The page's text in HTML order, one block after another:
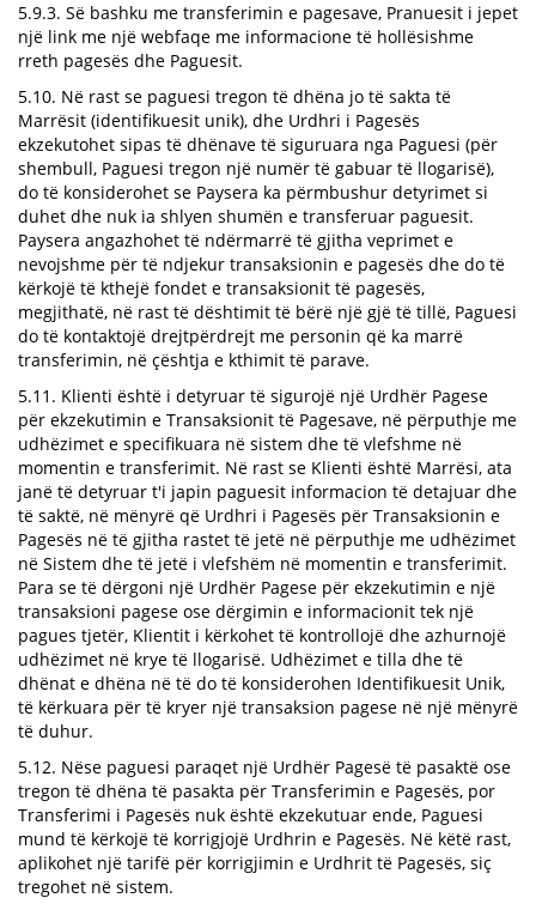
5.9.3. Së bashku me transferimin e pagesave, Pranuesit i jepet
një link me një webfaqe me informacione të hollësishme
rreth pagesës dhe Paguesit.
5.10. Në rast se paguesi tregon të dhëna jo të sakta të
Marrësit (identifikuesit unik), dhe Urdhri i Pagesës
ekzekutohet sipas të dhënave të siguruara nga Paguesi (për
shembull, Paguesi tregon një numër të gabuar të llogarisë),
do të konsiderohet se Paysera ka përmbushur detyrimet si
duhet dhe nuk ia shlyen shumën e transferuar paguesit.
Paysera angazhohet të ndërmarrë të gjitha veprimet e
nevojshme për të ndjekur transaksionin e pagesës dhe do të
kërkojë të kthejë fondet e transaksionit të pagesës,
megjithatë, në rast të dështimit të bërë një gjë të tillë, Paguesi
do të kontaktojë drejtpërdrejt me personin që ka marrë
transferimin, në çështja e kthimit të parave.
5.11. Klienti është i detyruar të sigurojë një Urdhër Pagese
për ekzekutimin e Transaksionit të Pagesave, në përputhje me
udhëzimet e specifikuara në sistem dhe të vlefshme në
momentin e transferimit. Në rast se Klienti është Marrësi, ata
janë të detyruar t'i japin paguesit informacion të detajuar dhe
të saktë, në mënyrë që Urdhri i Pagesës për Transaksionin e
Pagesës në të gjitha rastet të jetë në përputhje me udhëzimet
në Sistem dhe të jetë i vlefshëm në momentin e transferimit.
Para se të dërgoni një Urdhër Pagese për ekzekutimin e një
transaksioni pagese ose dërgimin e informacionit tek një
pagues tjetër, Klientit i kërkohet të kontrollojë dhe azhurnojë
udhëzimet në krye të llogarisë. Udhëzimet e tilla dhe të
dhënat e dhëna në të do të konsiderohen Identifikuesit Unik,
të kërkuara për të kryer një transaksion pagese në një mënyrë
të duhur.
5.12. Nëse paguesi paraqet një Urdhër Pagesë të pasaktë ose
tregon të dhëna të pasakta për Transferimin e Pagesës, por
Transferimi i Pagesës nuk është ekzekutuar ende, Paguesi
mund të kërkojë të korrigjojë Urdhrin e Pagesës. Në këtë rast,
aplikohet një tarifë për korrigjimin e Urdhrit të Pagesës, siç
tregohet në sistem.